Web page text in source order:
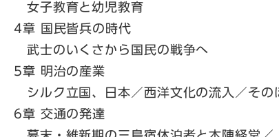
女子教育と幼児教育
4章 国民皆兵の時代
武士のいくさから国民の戦争へ
5章 明治の産業
シルク立国、日本／西洋文化の流入／その
6章 交通の発達